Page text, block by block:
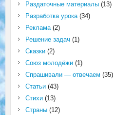
Раздаточные материалы(13)
Разработка урока(34)
Реклама(2)
Решение задач (1)
Сказки(2)
Союз молодёжи(1)
Спрашивали — отвечаем (35)
Статьи(43)
Стихи(13)
Страны(12)